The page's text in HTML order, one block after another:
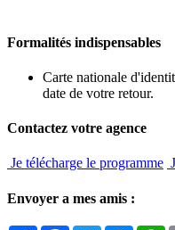
Formalités indispensables
Carte nationale
date de votre retour.
Contactez votre agence
Je télécharge le programme
Envoyer a mes amis :